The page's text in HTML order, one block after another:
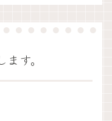
す。